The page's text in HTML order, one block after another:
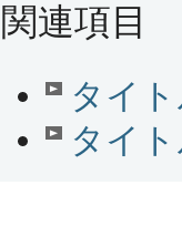
関連項目
タイ
タイ